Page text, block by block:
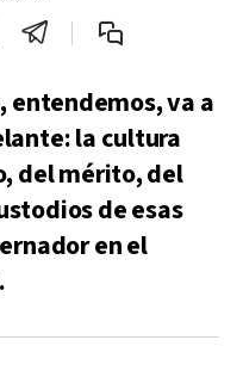
entendemos, va a
la cultura
del mérito, del
de esas
en el